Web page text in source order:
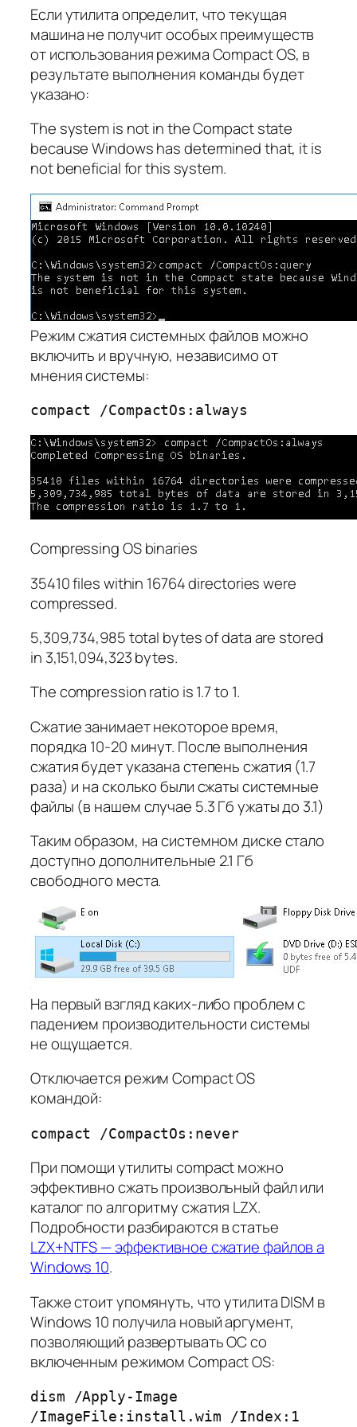
Если утилита определит, что текущая
машина не получит особых преимуществ
от использования режима Compact OS, в
результате выполнения команды будет
указано:
The system is not in the Compact state
because Windows has determined that, it is
not beneficial for this system.
Режим сжатия системных файлов можно
включить и вручную, независимо от
мнения системы:
compact /CompactOs:always
Compressing OS binaries
35410 files within 16764 directories were
compressed.
5,309,734,985 total bytes of data are stored
in 3,151,094,323 bytes.
The compression ratio is 1.7 to 1.
Сжатие занимает некоторое время,
порядка 10-20 минут. После выполнения
сжатия будет указана степень сжатия (1.7
раза) и на сколько были сжаты системные
файлы (в нашем случае 5.3 Гб ужаты до 3.1)
Таким образом, на системном диске стало
доступно дополнительные 2.1 Гб
свободного места.
На первый взгляд каких-либо проблем с
падением производительности системы
не ощущается.
Отключается режим Compact OS
командой:
compact /CompactOs:never
При помощи утилиты compact можно
эффективно сжать произвольный файл или
каталог по алгоритму сжатия LZX.
Подробности разбираются в статье
LZX+NTFS — эффективное сжатие файлов а
Windows 10.
Также стоит упомянуть, что утилита DISM в
Windows 10 получила новый аргумент,
позволяющий развертывать ОС со
включенным режимом Compact OS:
dism /Apply-Image
/ImageFile:install.wim /Index:1